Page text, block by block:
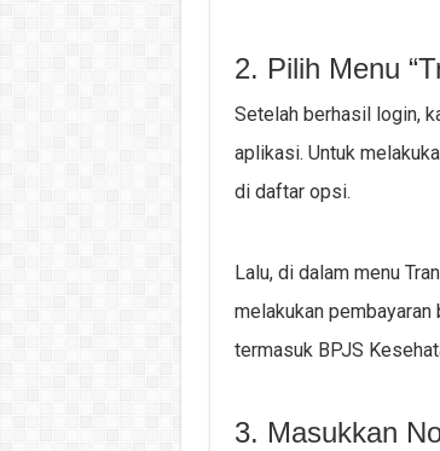
2. Pilih Menu
Setelah berhasil login,
aplikasi. Untuk
di daftar opsi.
Lalu, di dalam menu
melakukan pembayaran
termasuk BPJS
3. Masukkan